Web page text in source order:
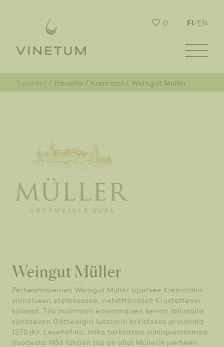
0 FI/EN
Tuotteet Itävalta Kremstal Weingut Müller
Weingut Müller
Perheomisteinen Weingut Müller sijaitsee Kremstalin
viinialueen eteläosassa, viehättävässä Krustettenin
kylässä. Tila mainittiin ensimmäisen kerran lähistöllä
sijaitsevan Göttweigin luostarin arkistossa jo vuonna
1270 jKr. Lesehofina, mikä tarkoittaa viininpuristamoa.
Vuodesta 1936 lähtien tila on ollut Müllerin perheen